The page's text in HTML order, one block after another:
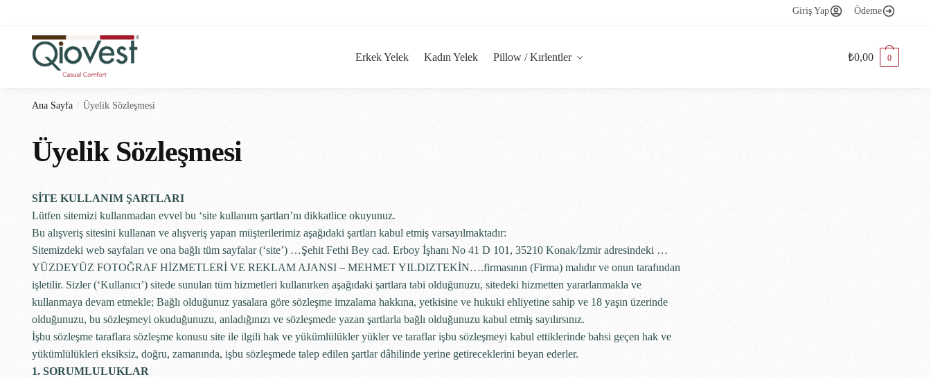
Giriş Yap Ödeme
Erkek Yelek Kadın Yelek Pillow / Kırlentler ₺0,00 0
Ana Sayfa / Üyelik Sözleşmesi
Üyelik Sözleşmesi
SİTE KULLANIM ŞARTLARI
Lütfen sitemizi kullanmadan evvel bu ‘site kullanım şartları’nı dikkatlice okuyunuz.
Bu alışveriş sitesini kullanan ve alışveriş yapan müşterilerimiz aşağıdaki şartları kabul etmiş varsayılmaktadır:
Sitemizdeki web sayfaları ve ona bağlı tüm sayfalar (‘site’) …Şehit Fethi Bey cad. Erboy İşhanı No 41 D 101, 35210 Konak/İzmir adresindeki …
YÜZDEYÜZ FOTOĞRAF HİZMETLERİ VE REKLAM AJANSI – MEHMET YILDIZTEKİN….firmasının (Firma) malıdır ve onun tarafından
işletilir. Sizler (‘Kullanıcı’) sitede sunulan tüm hizmetleri kullanırken aşağıdaki şartlara tabi olduğunuzu, sitedeki hizmetten yararlanmakla ve
kullanmaya devam etmekle; Bağlı olduğunuz yasalara göre sözleşme imzalama hakkına, yetkisine ve hukuki ehliyetine sahip ve 18 yaşın üzerinde
olduğunuzu, bu sözleşmeyi okuduğunuzu, anladığınızı ve sözleşmede yazan şartlarla bağlı olduğunuzu kabul etmiş sayılırsınız.
İşbu sözleşme taraflara sözleşme konusu site ile ilgili hak ve yükümlülükler yükler ve taraflar işbu sözleşmeyi kabul ettiklerinde bahsi geçen hak ve
yükümlülükleri eksiksiz, doğru, zamanında, işbu sözleşmede talep edilen şartlar dâhilinde yerine getireceklerini beyan ederler.
1. SORUMLULUKLAR